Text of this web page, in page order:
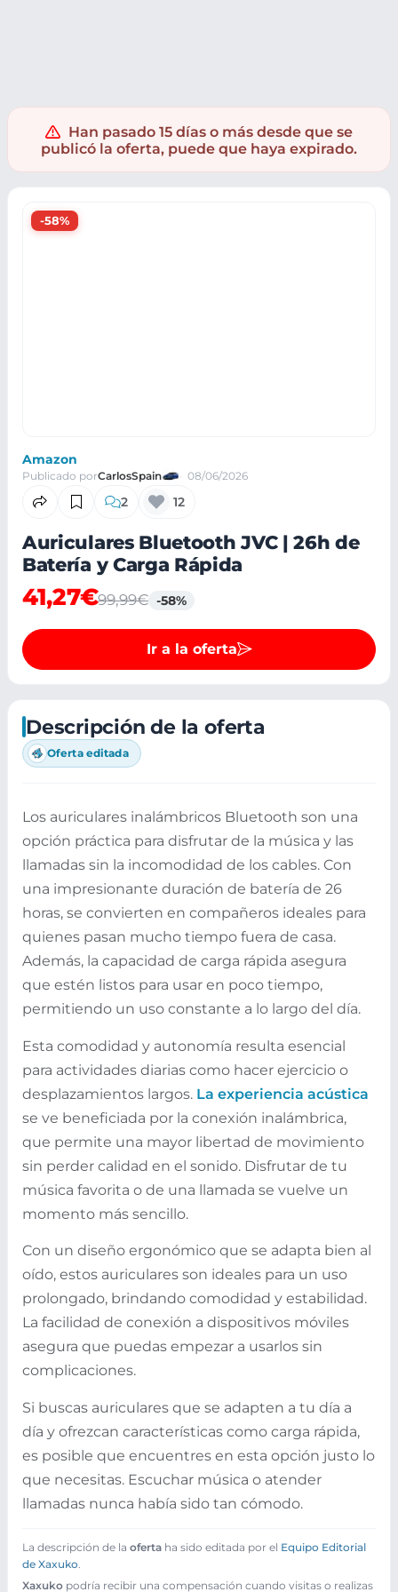
Han pasado 15 días o más desde que se
publicó la oferta, puede que haya expirado.
-58%
Amazon
Publicado porCarlosSpain 08/06/2026
2 12
Auriculares Bluetooth JVC | 26h de
Batería y Carga Rápida
41,27€99,99€ -58%
Ir a la oferta
Descripción de la oferta
Oferta editada
Los auriculares inalámbricos Bluetooth son una
opción práctica para disfrutar de la música y las
llamadas sin la incomodidad de los cables. Con
una impresionante duración de batería de 26
horas, se convierten en compañeros ideales para
quienes pasan mucho tiempo fuera de casa.
Además, la capacidad de carga rápida asegura
que estén listos para usar en poco tiempo,
permitiendo un uso constante a lo largo del día.
Esta comodidad y autonomía resulta esencial
para actividades diarias como hacer ejercicio o
desplazamientos largos. La experiencia acústica
se ve beneficiada por la conexión inalámbrica,
que permite una mayor libertad de movimiento
sin perder calidad en el sonido. Disfrutar de tu
música favorita o de una llamada se vuelve un
momento más sencillo.
Con un diseño ergonómico que se adapta bien al
oído, estos auriculares son ideales para un uso
prolongado, brindando comodidad y estabilidad.
La facilidad de conexión a dispositivos móviles
asegura que puedas empezar a usarlos sin
complicaciones.
Si buscas auriculares que se adapten a tu día a
día y ofrezcan características como carga rápida,
es posible que encuentres en esta opción justo lo
que necesitas. Escuchar música o atender
llamadas nunca había sido tan cómodo.
La descripción de la oferta ha sido editada por el Equipo Editorial
de Xaxuko.
Xaxuko podría recibir una compensación cuando visitas o realizas